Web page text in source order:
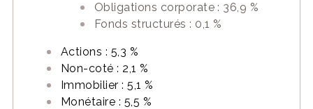
Obligations corporate : 36,9 %
Fonds structurés : 0,1 %
Actions : 5,3 %
Non-coté : 2,1 %
Immobilier : 5,1 %
Monétaire : 5,5 %